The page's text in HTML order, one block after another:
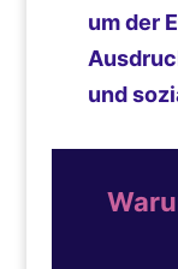
um der
und